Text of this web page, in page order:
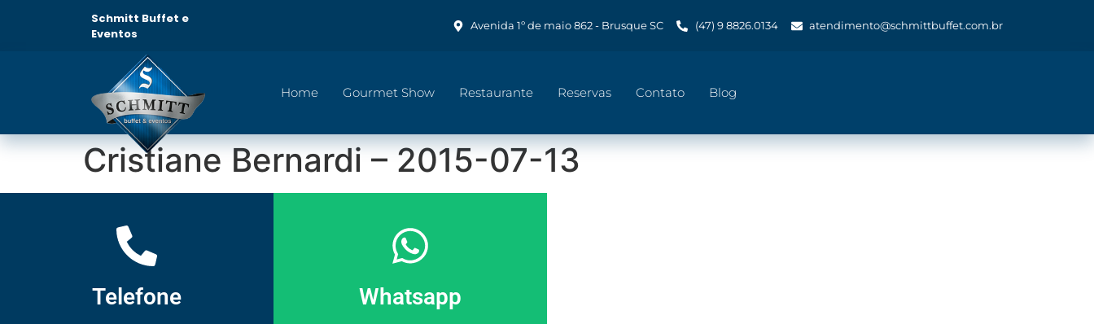
Schmitt Buffet e
Eventos
Avenida 1º de maio 862 - Brusque SC (47) 9 8826.0134 atendimento@schmittbuffet.com.br
Home Gourmet Show Restaurante Reservas Contato Blog
Cristiane Bernardi – 2015-07-13
Telefone Whatsapp